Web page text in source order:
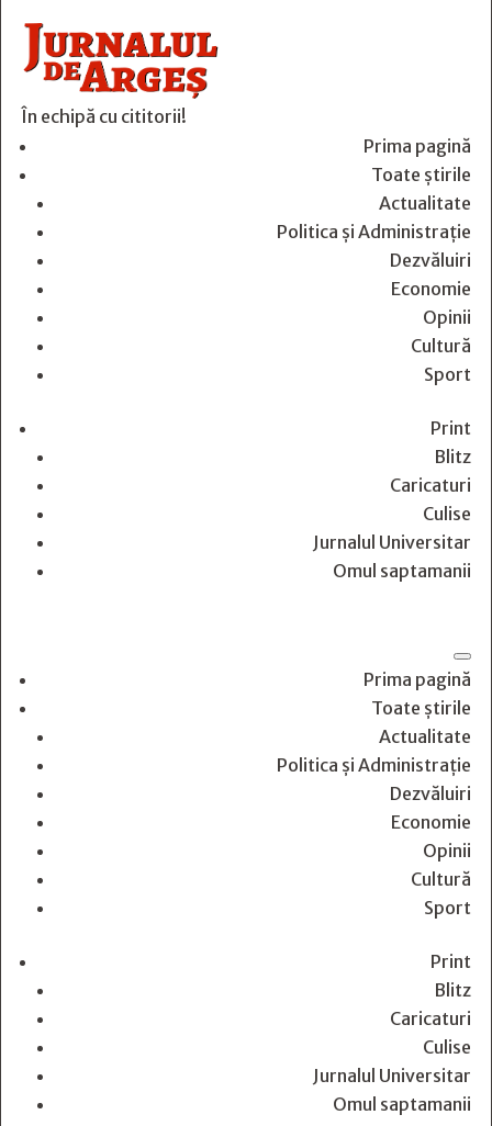
În echipă cu cititorii!
Prima pagină
Toate știrile
Actualitate
Politica și Administrație
Dezvăluiri
Economie
Opinii
Cultură
Sport
Print
Blitz
Caricaturi
Culise
Jurnalul Universitar
Omul saptamanii
Prima pagină
Toate știrile
Actualitate
Politica și Administrație
Dezvăluiri
Economie
Opinii
Cultură
Sport
Print
Blitz
Caricaturi
Culise
Jurnalul Universitar
Omul saptamanii